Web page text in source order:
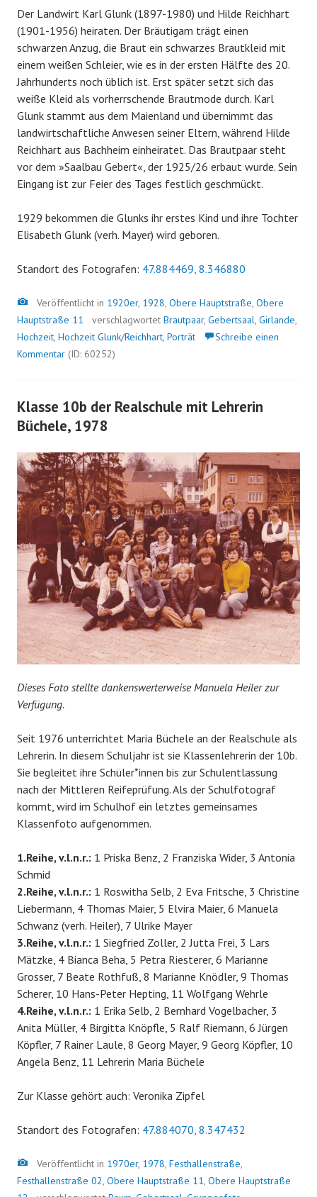
Der Landwirt Karl Glunk (1897-1980) und Hilde Reichhart
(1901-1956) heiraten. Der Bräutigam trägt einen
schwarzen Anzug, die Braut ein schwarzes Brautkleid mit
einem weißen Schleier, wie es in der ersten Hälfte des 20.
Jahrhunderts noch üblich ist. Erst später setzt sich das
weiße Kleid als vorherrschende Brautmode durch. Karl
Glunk stammt aus dem Maienland und übernimmt das
landwirtschaftliche Anwesen seiner Eltern, während Hilde
Reichhart aus Bachheim einheiratet. Das Brautpaar steht
vor dem »Saalbau Gebert«, der 1925/26 erbaut wurde. Sein
Eingang ist zur Feier des Tages festlich geschmückt.
1929 bekommen die Glunks ihr erstes Kind und ihre Tochter
Elisabeth Glunk (verh. Mayer) wird geboren.
Standort des Fotografen: 47.884469, 8.346880
Bild
Veröffentlicht in 1920er, 1928, Obere Hauptstraße, Obere
Hauptstraße 11
verschlagwortet Brautpaar, Gebertsaal, Girlande,
Hochzeit, Hochzeit Glunk/Reichhart, Porträt
Schreibe einen
Kommentar (ID: 60252)
Klasse 10b der Realschule mit Lehrerin
Büchele, 1978
Dieses Foto stellte dankenswerterweise Manuela Heiler zur
Verfügung.
Seit 1976 unterrichtet Maria Büchele an der Realschule als
Lehrerin. In diesem Schuljahr ist sie Klassenlehrerin der 10b.
Sie begleitet ihre Schüler*innen bis zur Schulentlassung
nach der Mittleren Reifeprüfung. Als der Schulfotograf
kommt, wird im Schulhof ein letztes gemeinsames
Klassenfoto aufgenommen.
1.Reihe, v.l.n.r.: 1 Priska Benz, 2 Franziska Wider, 3 Antonia
Schmid
2.Reihe, v.l.n.r.: 1 Roswitha Selb, 2 Eva Fritsche, 3 Christine
Liebermann, 4 Thomas Maier, 5 Elvira Maier, 6 Manuela
Schwanz (verh. Heiler), 7 Ulrike Mayer
3.Reihe, v.l.n.r.: 1 Siegfried Zoller, 2 Jutta Frei, 3 Lars
Mätzke, 4 Bianca Beha, 5 Petra Riesterer, 6 Marianne
Grosser, 7 Beate Rothfuß, 8 Marianne Knödler, 9 Thomas
Scherer, 10 Hans-Peter Hepting, 11 Wolfgang Wehrle
4.Reihe, v.l.n.r.: 1 Erika Selb, 2 Bernhard Vogelbacher, 3
Anita Müller, 4 Birgitta Knöpfle, 5 Ralf Riemann, 6 Jürgen
Köpfler, 7 Rainer Laule, 8 Georg Mayer, 9 Georg Köpfler, 10
Angela Benz, 11 Lehrerin Maria Büchele
Zur Klasse gehört auch: Veronika Zipfel
Standort des Fotografen: 47.884070, 8.347432
Bild
Veröffentlicht in 1970er, 1978, Festhallenstraße,
Festhallenstraße 02, Obere Hauptstraße 11, Obere Hauptstraße